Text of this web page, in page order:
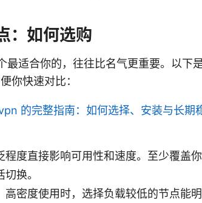
：如何选购
最适合你的，往往比名气更重要。以下
你快速对比：
的完整指南：如何选择、安装与长期
程度直接影响可用性和速度。至少覆盖
换。
密度使用时，选择负载较低的节点能明